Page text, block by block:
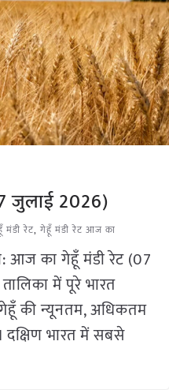
जुलाई 2026)
मंडी रेट, गेहूँ मंडी रेट आज का
आज का गेहूँ मंडी रेट (07
में पूरे भारत
की न्यूनतम, अधिकतम
भारत में सबसे